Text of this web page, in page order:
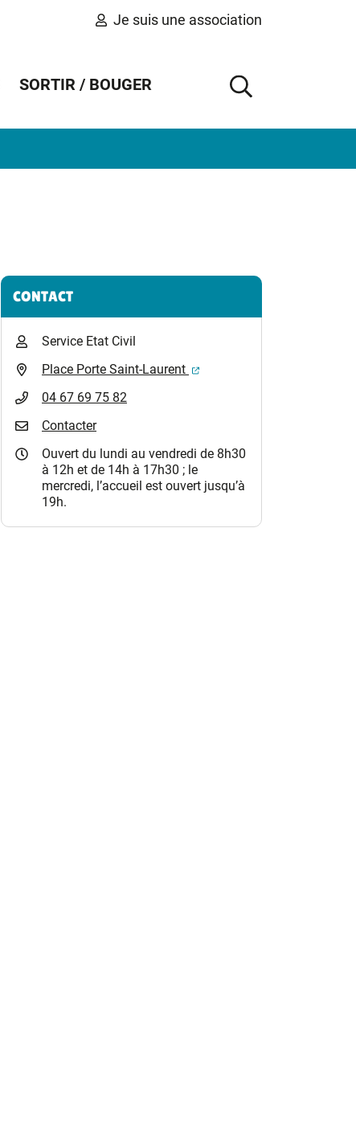
Je suis une association
SORTIR / BOUGER
AFFICHER
Informations complémentaires
CONTACT
Service Etat Civil
Place Porte Saint-Laurent
(ouverture dans un nouvel
04 67 69 75 82
Contacter
Ouvert du lundi au vendredi de 8h30
à 12h et de 14h à 17h30 ; le
mercredi, l’accueil est ouvert jusqu’à
19h.